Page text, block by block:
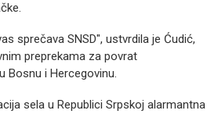
sprečava SNSD", ustvrdila je Ćudić,
preprekama za povrat
Bosnu i Hercegovinu.
sela u Republici Srpskoj alarmantna